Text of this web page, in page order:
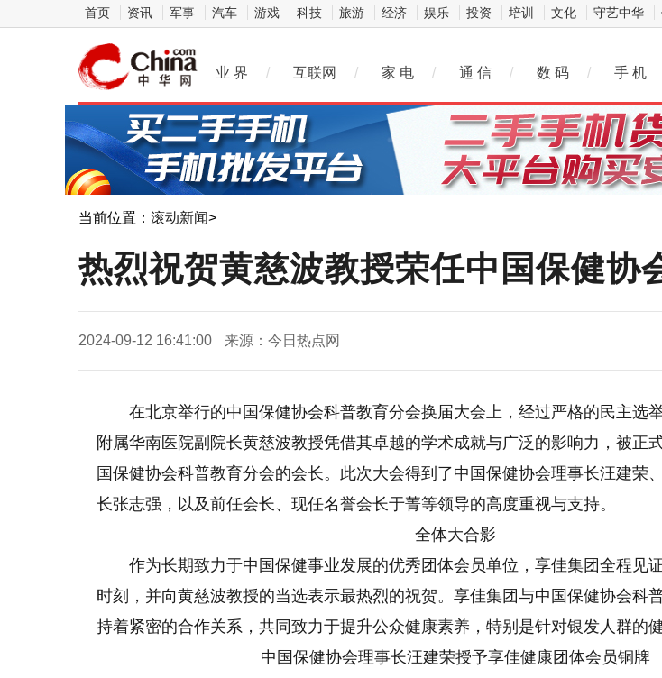
首页 资讯 军事 汽车 游戏 科技 旅游 经济 娱乐 投资 培训 文化 守艺中华
业 界 / 互联网 / 家 电 / 通 信 / 数 码 / 手 机
当前位置： 滚动新闻>
热烈祝贺黄慈波教授荣任中国保健协
2024-09-12 16:41:00 来源：今日热点网
在北京举行的中国保健协会科普教育分会换届大会上，经过严格的民主选
附属华南医院副院长黄慈波教授凭借其卓越的学术成就与广泛的影响力，被正
国保健协会科普教育分会的会长。此次大会得到了中国保健协会理事长汪建荣
长张志强，以及前任会长、现任名誉会长于菁等领导的高度重视与支持。
全体大合影
作为长期致力于中国保健事业发展的优秀团体会员单位，享佳集团全程见
时刻，并向黄慈波教授的当选表示最热烈的祝贺。享佳集团与中国保健协会科
持着紧密的合作关系，共同致力于提升公众健康素养，特别是针对银发人群的
中国保健协会理事长汪建荣授予享佳健康团体会员铜牌